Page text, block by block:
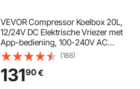
VEVOR Compressor Koelbox 20L,
12/24V DC Elektrische Vriezer met
App-bediening, 100-240V AC
Autokoelkast voor Kamperen,
Reizen, Vrachtwagens, Vissen,
Draagbare Thermo-elektrische
Koelbox
(188)
13190€